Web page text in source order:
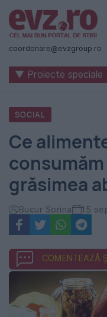
Știri
naționale
internaționale
România
-
Evenimentul
Zilei
coordonare@evzgroup.ro
▼ Proiecte speciale
SOCIAL
Ce
grăsimea
Bucur Sorina 15
COMENTEAZĂ